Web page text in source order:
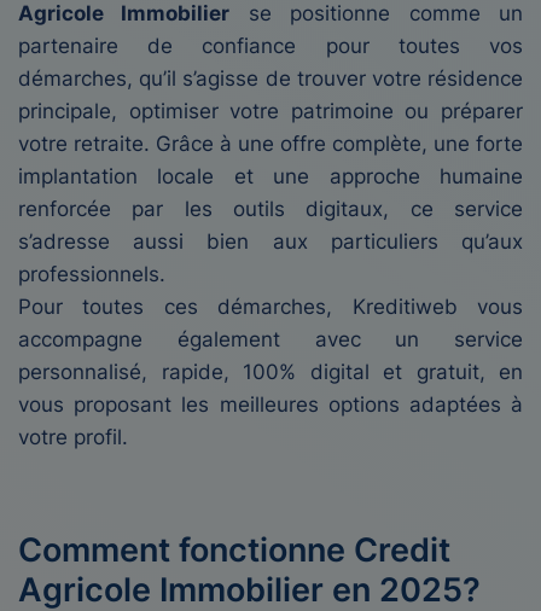
Agricole Immobilier se positionne comme un
partenaire de confiance pour toutes vos
démarches, qu’il s’agisse de trouver votre résidence
principale, optimiser votre patrimoine ou préparer
votre retraite. Grâce à une offre complète, une forte
implantation locale et une approche humaine
renforcée par les outils digitaux, ce service
s’adresse aussi bien aux particuliers qu’aux
professionnels.
Pour toutes ces démarches, Kreditiweb vous
accompagne également avec un service
personnalisé, rapide, 100% digital et gratuit, en
vous proposant les meilleures options adaptées à
votre profil.
Comment fonctionne Credit
Agricole Immobilier en 2025?